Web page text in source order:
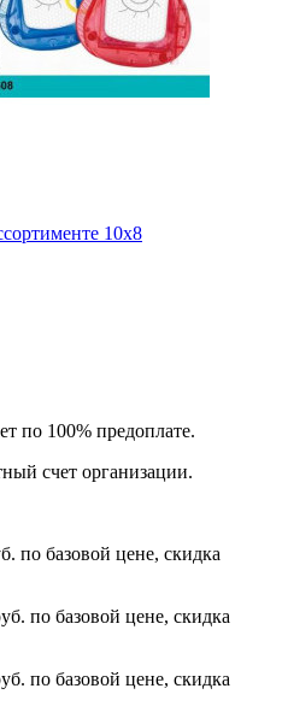
10х8
по 100% предоплате.
счет организации.
по базовой цене, скидка
по базовой цене, скидка
по базовой цене, скидка